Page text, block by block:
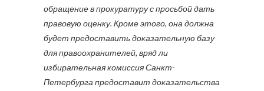
обращение в прокуратуру с просьбой дать
правовую оценку. Кроме этого, она должна
будет предоставить доказательную базу
для правоохранителей, вряд ли
избирательная комиссия Санкт-
Петербурга предоставит доказательства